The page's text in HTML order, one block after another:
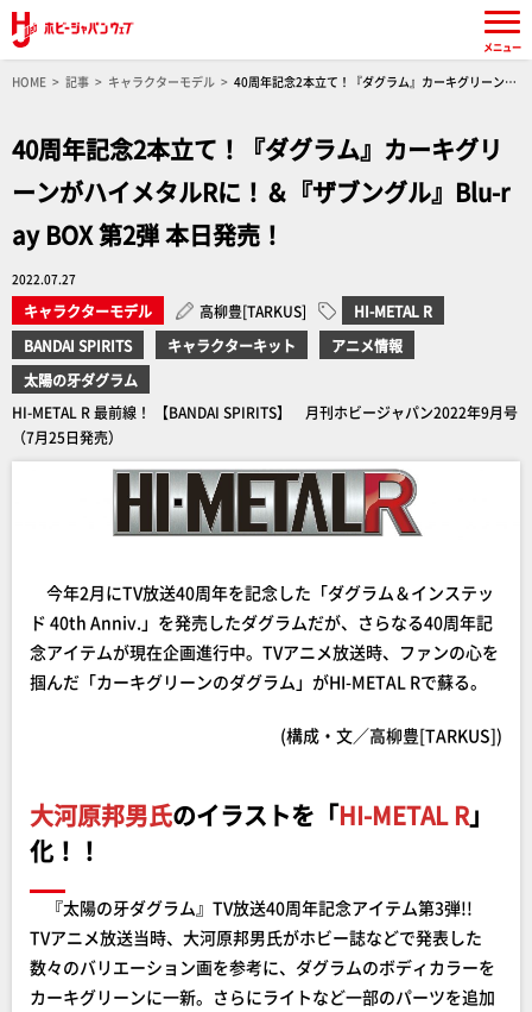
HOME 記事 キャラクターモデル
40周年記念2本立て！『ダグラム』カーキグリーンが
40周年記念2本立て！『ダグラム』カーキグリ
ーンがハイメタルRに！＆『ザブングル』Blu-r
ay BOX 第2弾 本日発売！
2022.07.27
キャラクターモデル 高柳豊[TARKUS]
HI-METAL R
BANDAI SPIRITS
キャラクターキット
アニメ情報
太陽の牙ダグラム
HI-METAL R 最前線！ 【BANDAI SPIRITS】 月刊ホビージャパン2022年9月号
（7月25日発売）
今年2月にTV放送40周年を記念した「ダグラム＆インステッ
ド 40th Anniv.」を発売したダグラムだが、さらなる40周年記
念アイテムが現在企画進行中。TVアニメ放送時、ファンの心を
掴んだ「カーキグリーンのダグラム」がHI-METAL Rで蘇る。
(構成・文／高柳豊[TARKUS])
大河原邦男氏のイラストを「HI-METAL R」
化！！
『太陽の牙ダグラム』TV放送40周年記念アイテム第3弾!!
TVアニメ放送当時、大河原邦男氏がホビー誌などで発表した
数々のバリエーション画を参考に、ダグラムのボディカラーを
カーキグリーンに一新。さらにライトなど一部のパーツを追加
メニュー